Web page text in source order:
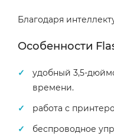
Благодаря
Особенности
удобный 3,5-
времени.
работа с
беспроводное